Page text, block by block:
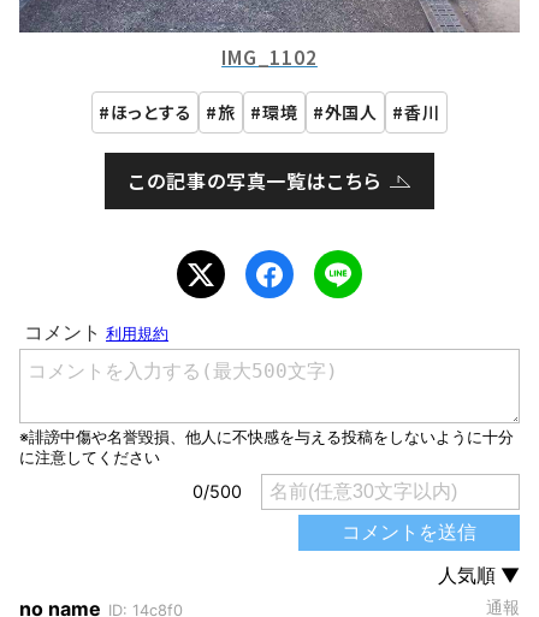
IMG_1102
ほっとする 旅 環境 外国人 香川
この記事の写真一覧はこちら